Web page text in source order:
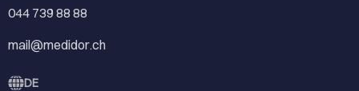
044 739 88 88
mail@medidor.ch
DE